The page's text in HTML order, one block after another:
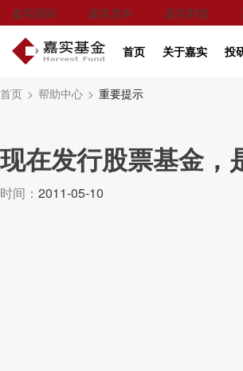
嘉实国际 嘉实资本 嘉实财富
首页 关于嘉实 投
首页 > 帮助中心 > 重要提示
现在发行股票基金，
时间： 2011-05-10